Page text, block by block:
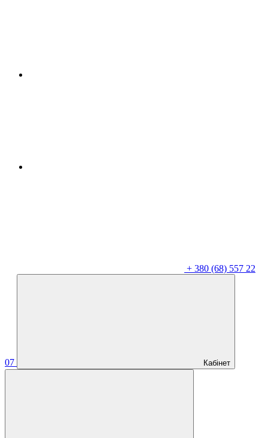
+ 380 (68) 557 22
07 Кабінет